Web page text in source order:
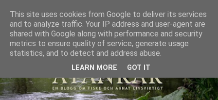
This site uses cookies from Google to deliver its services
and to analyze traffic. Your IP address and user-agent are
shared with Google along with performance and security
metrics to ensure quality of service, generate usage
statistics, and to detect and address abuse.
LEARN MORE GOT IT